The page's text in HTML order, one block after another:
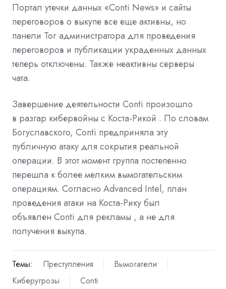
Портал утечки данных «Conti News» и сайты
переговоров о выкупе все еще активны, но
панели Tor администратора для проведения
переговоров и публикации украденных данных
теперь отключены. Также неактивны серверы
чата.
Завершение деятельности Conti произошло
в разгар кибервойны с Коста-Рикой . По словам
Богуславского, Conti предприняла эту
публичную атаку для сокрытия реальной
операции. В этот момент группа постепенно
перешла к более мелким вымогательским
операциям. Согласно Advanced Intel, план
проведения атаки на Коста-Рику был
объявлен Conti для рекламы , а не для
получения выкупа.
Темы: Преступления
Вымогатели
Киберугрозы
Conti